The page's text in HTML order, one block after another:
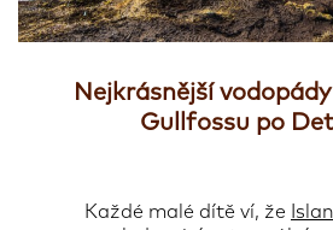
Nejkrásnější
Gullfossu po
Každé malé dítě ví, že